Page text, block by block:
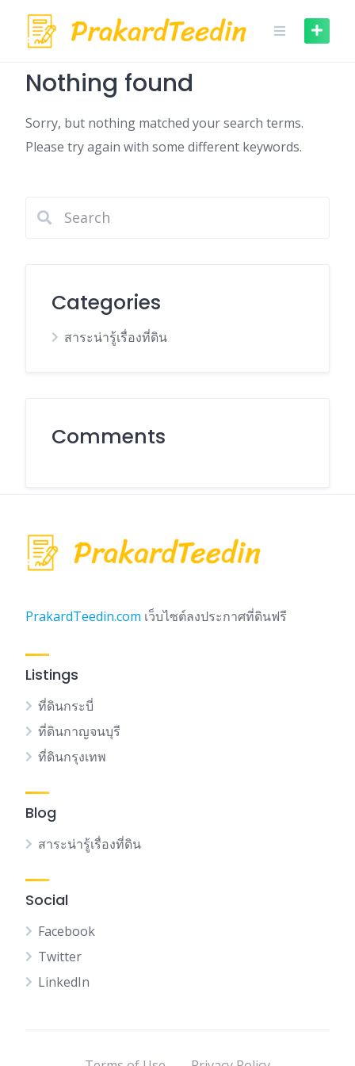
content
Nothing found
Sorry, but nothing matched your search terms.
Please try again with some different keywords.
Categories
สาระน่ารู้เรื่องที่ดิน
Comments
PrakardTeedin.com เว็บไซต์ลงประกาศที่ดินฟรี
Listings
ที่ดินกระบี่
ที่ดินกาญจนบุรี
ที่ดินกรุงเทพ
Blog
สาระน่ารู้เรื่องที่ดิน
Social
Facebook
Twitter
LinkedIn